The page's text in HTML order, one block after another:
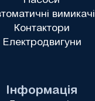
Інформація
вимикачі
Контактори
Електродвигуни